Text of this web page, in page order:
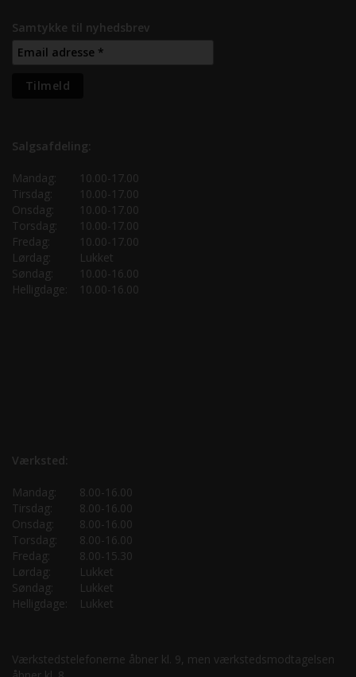
Samtykke til nyhedsbrev
Salgsafdeling:
Mandag:
10.00-17.00
Tirsdag:
10.00-17.00
Onsdag:
10.00-17.00
Torsdag:
10.00-17.00
Fredag:
10.00-17.00
Lørdag:
Lukket
Søndag:
10.00-16.00
Helligdage:
10.00-16.00
Værksted:
Mandag:
8.00-16.00
Tirsdag:
8.00-16.00
Onsdag:
8.00-16.00
Torsdag:
8.00-16.00
Fredag:
8.00-15.30
Lørdag:
Lukket
Søndag:
Lukket
Helligdage:
Lukket
Værkstedstelefonerne åbner kl. 9, men værkstedsmodtagelsen